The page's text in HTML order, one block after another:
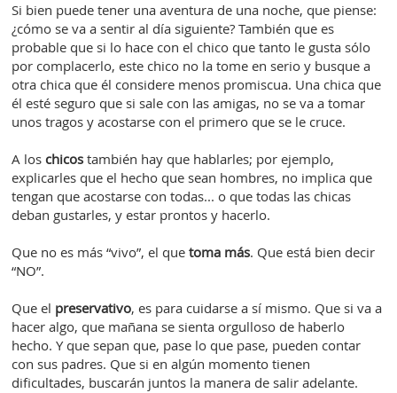
Si bien puede tener una aventura de una noche, que piense:
¿cómo se va a sentir al día siguiente? También que es
probable que si lo hace con el chico que tanto le gusta sólo
por complacerlo, este chico no la tome en serio y busque a
otra chica que él considere menos promiscua. Una chica que
él esté seguro que si sale con las amigas, no se va a tomar
unos tragos y acostarse con el primero que se le cruce.
A loschicos también hay que hablarles; por ejemplo,
explicarles que el hecho que sean hombres, no implica que
tengan que acostarse con todas... o que todas las chicas
deban gustarles, y estar prontos y hacerlo.
Que no es más “vivo”, el quetoma más. Que está bien decir
“NO”.
Que el preservativo, es para cuidarse a sí mismo. Que si va a
hacer algo, que mañana se sienta orgulloso de haberlo
hecho. Y que sepan que, pase lo que pase, pueden contar
con sus padres. Que si en algún momento tienen
dificultades, buscarán juntos la manera de salir adelante.